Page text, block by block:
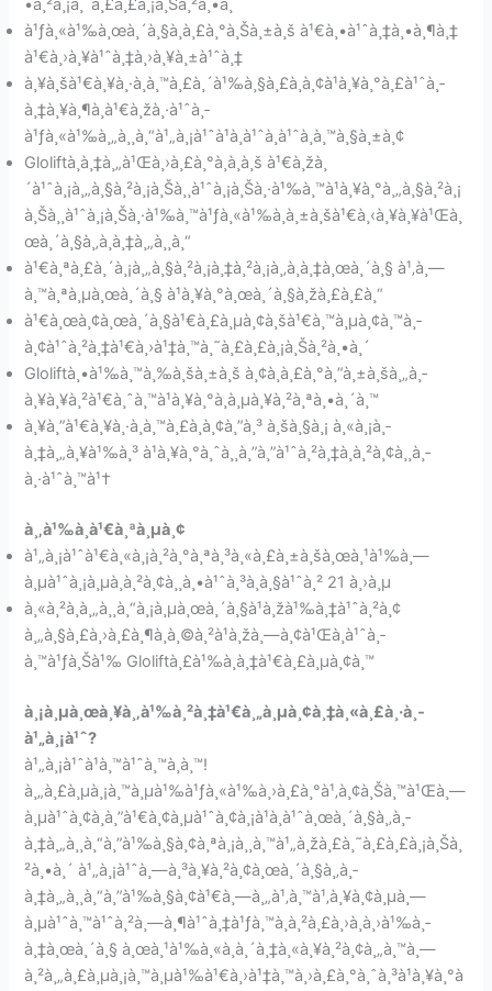
•à¸²à¸¡à¸˜à¸£à¸£à¸¡à¸Šà¸²à¸•à¸´
à¹ƒà¸«à¹‰à¸œà¸´à¸§à¸à¸£à¸°à¸Šà¸±à¸š à¹€à¸•à¹ˆà¸‡à¸•à¸¶à¸‡
à¹€à¸›à¸¥à¹ˆà¸‡à¸›à¸¥à¸±à¹ˆà¸‡
à¸¥à¸šà¹€à¸¥à¸·à¸­à¸™à¸£à¸´à¹‰à¸§à¸£à¸­à¸¢à¹à¸¥à¸°à¸£à¹ˆà¸­
à¸‡à¸¥à¸¶à¸à¹€à¸žà¸·à¹ˆà¸­
à¹ƒà¸«à¹‰à¸„à¸¸à¸“à¹„à¸¡à¹ˆà¹à¸à¹ˆà¸à¹ˆà¸­à¸™à¸§à¸±à¸¢
Gloliftà¸­à¸‡à¸„à¹Œà¸›à¸£à¸°à¸à¸­à¸š à¹€à¸žà¸
´à¹ˆà¸¡à¸„à¸§à¸²à¸¡à¸Šà¸¸à¹ˆà¸¡à¸Šà¸·à¹‰à¸™à¹à¸¥à¸°à¸„à¸§à¸²à¸¡
à¸Šà¸¸à¹ˆà¸¡à¸Šà¸·à¹‰à¸™à¹ƒà¸«à¹‰à¸à¸±à¸šà¹€à¸‹à¸¥à¸¥à¹Œà¸
œà¸´à¸§à¸‚à¸­à¸‡à¸„à¸¸à¸“
à¹€à¸ªà¸£à¸´à¸¡à¸„à¸§à¸²à¸¡à¸‡à¸²à¸¡à¸‚à¸­à¸‡à¸œà¸´à¸§ à¹‚à¸—
à¸™à¸ªà¸µà¸œà¸´à¸§ à¹à¸¥à¸°à¸œà¸´à¸§à¸žà¸£à¸£à¸“
à¹€à¸œà¸¢à¸œà¸´à¸§à¹€à¸£à¸µà¸¢à¸šà¹€à¸™à¸µà¸¢à¸™à¸­
à¸¢à¹ˆà¸²à¸‡à¹€à¸›à¹‡à¸™à¸˜à¸£à¸£à¸¡à¸Šà¸²à¸•à¸´
Gloliftà¸•à¹‰à¸™à¸‰à¸šà¸±à¸š à¸¢à¸à¸£à¸°à¸”à¸±à¸šà¸„à¸­
à¸¥à¸¥à¸²à¹€à¸ˆà¸™à¹à¸¥à¸°à¸­à¸µà¸¥à¸²à¸ªà¸•à¸´à¸™
à¸¥à¸”à¹€à¸¥à¸·à¸­à¸™à¸£à¸­à¸¢à¸”à¸³ à¸šà¸§à¸¡ à¸«à¸¡à¸­
à¸‡à¸„à¸¥à¹‰à¸³ à¹à¸¥à¸°à¸ˆà¸¸à¸”à¸”à¹ˆà¸²à¸‡à¸­à¸²à¸¢à¸¸à¸­
à¸·à¹ˆà¸™à¹†
à¸‚à¹‰à¸­à¹€à¸ªà¸µà¸¢
à¹„à¸¡à¹ˆà¹€à¸«à¸¡à¸²à¸°à¸ªà¸³à¸«à¸£à¸±à¸šà¸œà¸¹à¹‰à¸—
à¸µà¹ˆà¸¡à¸µà¸­à¸²à¸¢à¸¸à¸•à¹ˆà¸³à¸à¸§à¹ˆà¸² 21 à¸›à¸µ
à¸«à¸²à¸à¸„à¸¸à¸“à¸¡à¸µà¸œà¸´à¸§à¹à¸žà¹‰à¸‡à¹ˆà¸²à¸¢
à¸„à¸§à¸£à¸›à¸£à¸¶à¸à¸©à¸²à¹à¸žà¸—à¸¢à¹Œà¸à¹ˆà¸­
à¸™à¹ƒà¸Šà¹‰ Gloliftà¸£à¹‰à¸­à¸‡à¹€à¸£à¸µà¸¢à¸™
à¸¡à¸µà¸œà¸¥à¸‚à¹‰à¸²à¸‡à¹€à¸„à¸µà¸¢à¸‡à¸«à¸£à¸·à¸­
à¹„à¸¡à¹ˆ?
à¹„à¸¡à¹ˆà¹à¸™à¹ˆà¸™à¸­à¸™!
à¸„à¸£à¸µà¸¡à¸™à¸µà¹‰à¹ƒà¸«à¹‰à¸›à¸£à¸°à¹‚à¸¢à¸Šà¸™à¹Œà¸—
à¸µà¹ˆà¸¢à¸­à¸”à¹€à¸¢à¸µà¹ˆà¸¢à¸¡à¹à¸à¹ˆà¸œà¸´à¸§à¸‚à¸­
à¸‡à¸„à¸¸à¸“à¸”à¹‰à¸§à¸¢à¸ªà¸¡à¸¸à¸™à¹„à¸žà¸£à¸˜à¸£à¸£à¸¡à¸Šà¸
²à¸•à¸´ à¹„à¸¡à¹ˆà¸—à¸³à¸¥à¸²à¸¢à¸œà¸´à¸§à¸‚à¸­
à¸‡à¸„à¸¸à¸“à¸”à¹‰à¸§à¸¢à¹€à¸—à¸„à¹‚à¸™à¹‚à¸¥à¸¢à¸µà¸—
à¸µà¹ˆà¸™à¹ˆà¸²à¸—à¸¶à¹ˆà¸‡à¹ƒà¸™à¸à¸²à¸£à¸›à¸à¸›à¹‰à¸­
à¸‡à¸œà¸´à¸§ à¸œà¸¹à¹‰à¸«à¸à¸´à¸‡à¸«à¸¥à¸²à¸¢à¸„à¸™à¸—
à¸²à¸„à¸£à¸µà¸¡à¸™à¸µà¹‰à¹€à¸›à¹‡à¸™à¸›à¸£à¸°à¸ˆà¸³à¹à¸¥à¸°à